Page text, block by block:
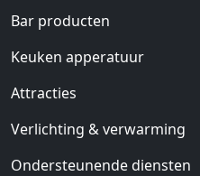
Bar producten
Keuken apperatuur
Attracties
Verlichting & verwarming
Ondersteunende diensten